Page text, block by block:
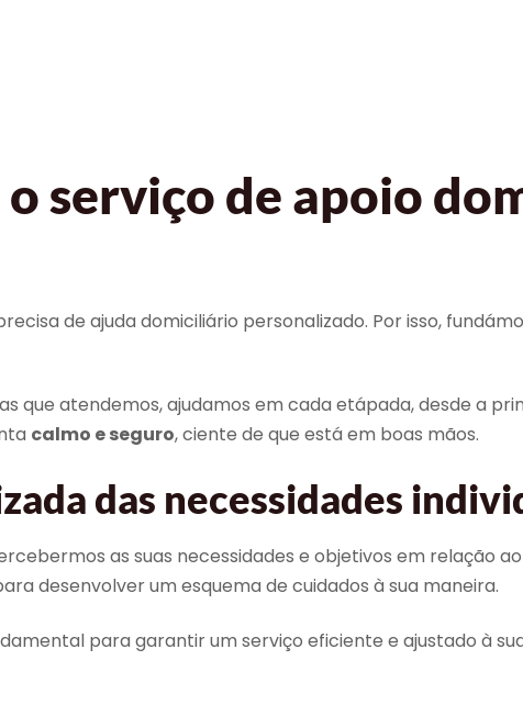
serviço de apoio
de ajuda domiciliário personalizado. Por isso,
que atendemos, ajudamos em cada etápada, desde a
calmo e seguro, ciente de que está em boas mãos.
das necessidades
as suas necessidades e objetivos em relação
desenvolver um esquema de cuidados à sua maneira.
para garantir um serviço eficiente e ajustado à